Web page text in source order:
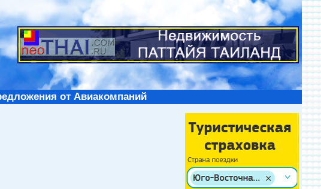
от Авиакомпаний